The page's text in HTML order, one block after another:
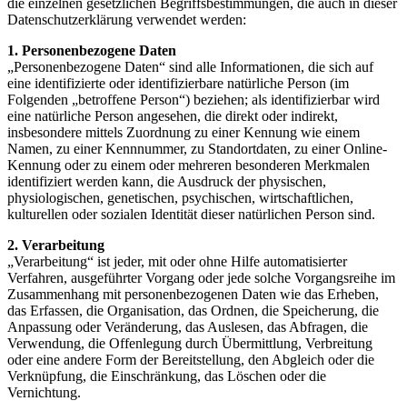
Datenschutzerklärung verwendet werden:
1. Personenbezogene Daten
„Personenbezogene Daten“ sind alle Informationen, die sich auf
eine identifizierte oder identifizierbare natürliche Person (im
Folgenden „betroffene Person“) beziehen; als identifizierbar wird
eine natürliche Person angesehen, die direkt oder indirekt,
insbesondere mittels Zuordnung zu einer Kennung wie einem
Namen, zu einer Kennnummer, zu Standortdaten, zu einer Online-
Kennung oder zu einem oder mehreren besonderen Merkmalen
identifiziert werden kann, die Ausdruck der physischen,
physiologischen, genetischen, psychischen, wirtschaftlichen,
kulturellen oder sozialen Identität dieser natürlichen Person sind.
2. Verarbeitung
„Verarbeitung“ ist jeder, mit oder ohne Hilfe automatisierter
Verfahren, ausgeführter Vorgang oder jede solche Vorgangsreihe im
Zusammenhang mit personenbezogenen Daten wie das Erheben,
das Erfassen, die Organisation, das Ordnen, die Speicherung, die
Anpassung oder Veränderung, das Auslesen, das Abfragen, die
Verwendung, die Offenlegung durch Übermittlung, Verbreitung
oder eine andere Form der Bereitstellung, den Abgleich oder die
Verknüpfung, die Einschränkung, das Löschen oder die
Vernichtung.